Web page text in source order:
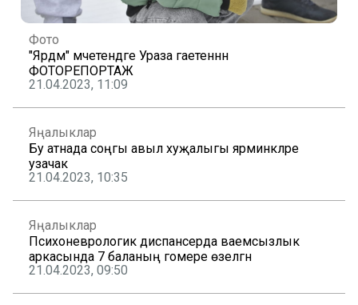
Фото
"Ярдәм" мәчетендәге Ураза гаетеннән
ФОТОРЕПОРТАЖ
21.04.2023, 11:09
Яңалыклар
Бу атнада соңгы авыл хуҗалыгы ярминкәләре
узачак
21.04.2023, 10:35
Яңалыклар
Психоневрологик диспансерда ваемсызлык
аркасында 7 баланың гомере өзелгән
21.04.2023, 09:50